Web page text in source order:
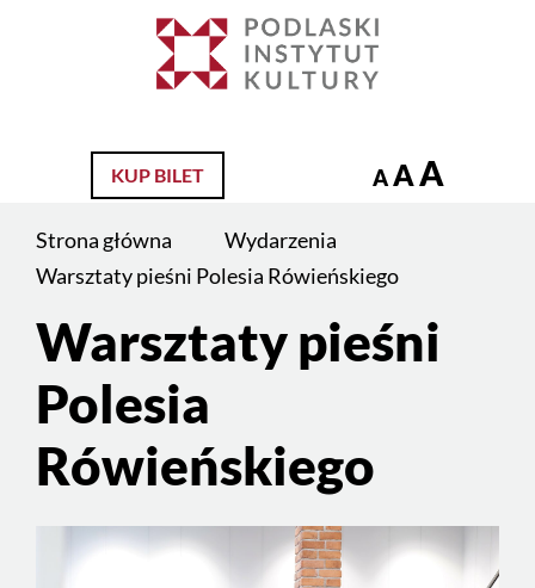
Rówieńskiego
KUP BILET A A A
Strona główna
Wydarzenia
Warsztaty pieśni Polesia Rówieńskiego
Warsztaty pieśni
Polesia
Rówieńskiego